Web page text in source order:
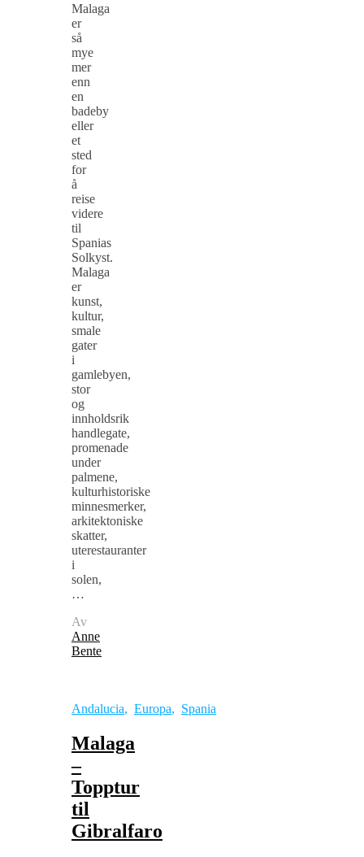
Malaga
er
så
mye
mer
enn
en
badeby
eller
et
sted
for
å
reise
videre
til
Spanias
Solkyst.
Malaga
er
kunst,
kultur,
smale
gater
i
gamlebyen,
stor
og
innholdsrik
handlegate,
promenade
under
palmene,
kulturhistoriske
minnesmerker,
arkitektoniske
skatter,
uterestauranter
i
solen,
…
Av
Anne
Bente
Andalucia, Europa, Spania
Malaga
–
Topptur
til
Gibralfaro